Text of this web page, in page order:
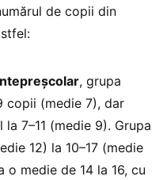
de copii din
, grupa
copii (medie 7), dar
7–11 (medie 9). Grupa
12) la 10–17 (medie
o medie de 14 la 16, cu